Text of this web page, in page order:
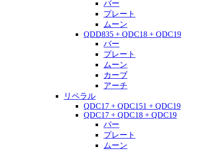
バー
プレート
ムーン
QDD835 + QDC18 + QDC19
バー
プレート
ムーン
カーブ
アーチ
リペラル
QDC17 + QDC151 + QDC19
QDC17 + QDC18 + QDC19
バー
プレート
ムーン